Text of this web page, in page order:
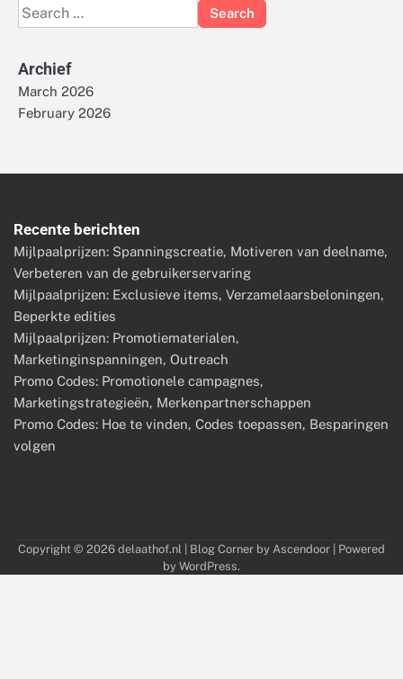
Search
for:
Archief
March 2026
February 2026
Recente berichten
Mijlpaalprijzen: Spanningscreatie, Motiveren van deelname,
Verbeteren van de gebruikerservaring
Mijlpaalprijzen: Exclusieve items, Verzamelaarsbeloningen,
Beperkte edities
Mijlpaalprijzen: Promotiematerialen,
Marketinginspanningen, Outreach
Promo Codes: Promotionele campagnes,
Marketingstrategieën, Merkenpartnerschappen
Promo Codes: Hoe te vinden, Codes toepassen, Besparingen
volgen
Copyright © 2026 delaathof.nl | Blog Corner by Ascendoor | Powered
by WordPress.